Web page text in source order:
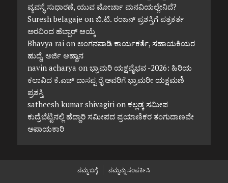
ವ್ಯವಸ್ಥೆ ಸುಧಾರಣೆ, ಯುವ ಮೋರ್ಚಾ ಮನವಿಯಲ್ಲೇನಿದೆ?
Suresh belagaje on ಬಿ.ಟಿ. ರಂಜನ್ ಪ್ರಶಸ್ತಿಗೆ ಪತ್ರಕರ್ತ
ಅರವಿಂದ ಹೆಬ್ಬಾರ್ ಆಯ್ಕೆ
Bhavya raion ಅಂಗನವಾಡಿ ಕಾರ್ಯಕರ್ತೆ, ಸಹಾಯಕಿಯರ
ಹುದ್ದೆ, ಅರ್ಜಿ ಆಹ್ವಾನ
navin acharya on ಭ್ರಾಮರಿ ಯಕ್ಷವೈಭವ -2026: ಹಿರಿಯ
ಕಲಾವಿದ ಕೆ.ಎಚ್ ದಾಸಪ್ಪ ರೈ ಅವರಿಗೆ ಭ್ರಾಮರೀ ಯಕ್ಷಮಣಿ
ಪ್ರಶಸ್ತಿ
satheesh kumar shivagirion ಕಲ್ಲಡ್ಕ ಸಮೀಪ
ಕುದ್ರೆಬೆಟ್ಟಿನಲ್ಲಿ ಹೆದ್ದಾರಿ ಸಮೀಪದ ಪ್ರಯಾಣಿಕರ ತಂಗುದಾಣವೇ
ಅಪಾಯಕಾರಿ
ನಮ್ಮ ಬಗ್ಗೆ
ನಮ್ಮನ್ನು ಸಂಪರ್ಕಿಸಿ